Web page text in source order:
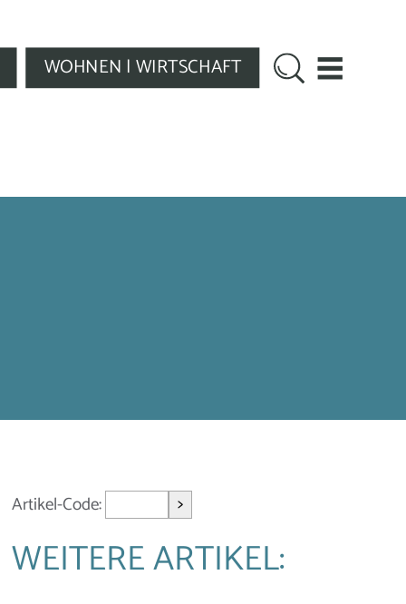
WOHNEN | WIRTSCHAFT
Artikel-Code: >
WEITERE ARTIKEL: